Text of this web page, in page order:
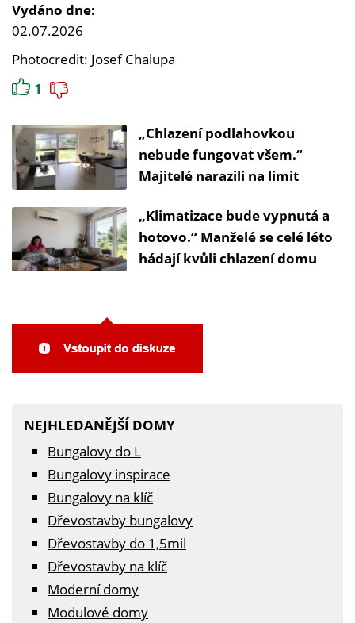
Vydáno dne:
02.07.2026
Photocredit: Josef Chalupa
1
„Chlazení podlahovkou
nebude fungovat všem.“
Majitelé narazili na limit
„Klimatizace bude vypnutá a
hotovo.“ Manželé se celé léto
hádají kvůli chlazení domu
NEJHLEDANĚJŠÍ DOMY
Bungalovy do L
Bungalovy inspirace
Bungalovy na klíč
Dřevostavby bungalovy
Dřevostavby do 1,5mil
Dřevostavby na klíč
Moderní domy
Modulové domy